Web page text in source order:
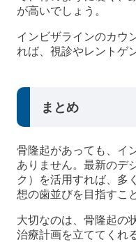
が高いでしょう。
インビザラインのカウ
れば、視診やレントゲ
まとめ
骨隆起があっても、イ
ありません。最新のデ
ク）を活用すれば、多
想の歯並びを目指すこ
大切なのは、骨隆起の
治療計画を立ててくれ